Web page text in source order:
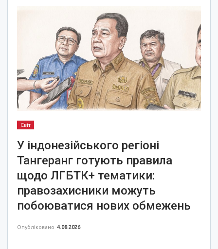
Світ
У індонезійського регіоні
Тангеранг готують правила
щодо ЛГБТК+ тематики:
правозахисники можуть
побоюватися нових обмежень
Опубліковано 4.08.2026